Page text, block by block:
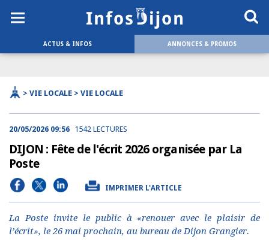
ACTUS & INFOS ANNONCES & PROMOS
> VIE LOCALE > VIE LOCALE
20/05/2026 09:56 1542 LECTURES
DIJON : Fête de l'écrit 2026 organisée par La
Poste
IMPRIMER L'ARTICLE
La Poste invite le public à «renouer avec le plaisir de
l’écrit», le 26 mai prochain, au bureau de Dijon Grangier.